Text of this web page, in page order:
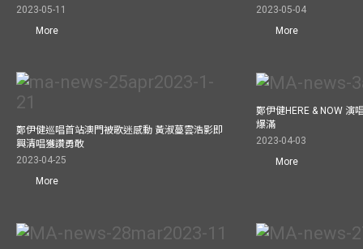
2023-05-11
More
2023-05-04
More
鄭伊健巡唱首站澳門被歌迷感動 黃淑蔓雲浩影即
興清唱獲讚勇敢
2023-04-25
More
鄭伊健HERE & NOW 演
爆滿
2023-04-03
More